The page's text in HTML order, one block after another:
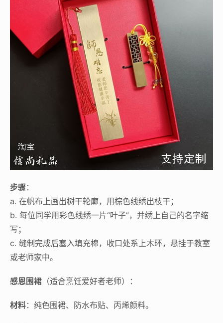
步骤 ：
a. 在帆布上画出树干轮廓，用棕色线绣出枝干；
b. 每位同学用彩色线绣一片“叶子”，并绣上自己的名字缩
写；
c. 缝制完成后塞入填充棉，收口处系上木环，悬挂于教室
或老师家中。
感恩围裙 （适合烹饪爱好者老师）：
材料：纯色围裙、防水布贴、丙烯颜料。